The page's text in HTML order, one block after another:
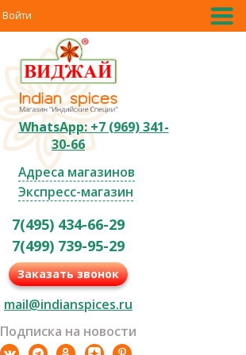
Войти
WhatsApp: +7 (969) 341-
30-66
Адреса магазинов
Экспресс-магазин
7(495) 434-66-29
7(499) 739-95-29
Заказать звонок
mail@indianspices.ru
Подписка на новости